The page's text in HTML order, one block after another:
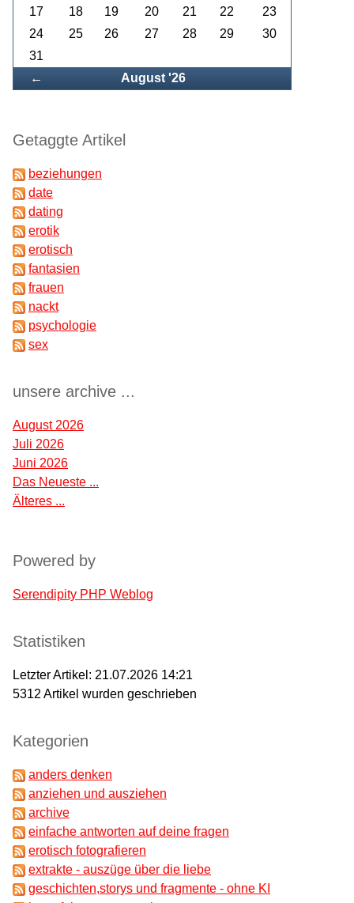
← August '26
17
18 19 20 21 22
23
24
25 26 27 28 29
30
31
Getaggte Artikel
beziehungen
date
dating
erotik
erotisch
fantasien
frauen
nackt
psychologie
sex
unsere archive ...
August 2026
Juli 2026
Juni 2026
Das Neueste ...
Älteres ...
Powered by
Serendipity PHP Weblog
Statistiken
Letzter Artikel: 21.07.2026 14:21
5312 Artikel wurden geschrieben
Kategorien
anders denken
anziehen und ausziehen
archive
einfache antworten auf deine fragen
erotisch fotografieren
extrakte - auszüge über die liebe
geschichten,storys und fragmente - ohne KI